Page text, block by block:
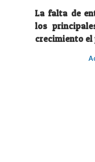
La falta de
los
crecimiento el